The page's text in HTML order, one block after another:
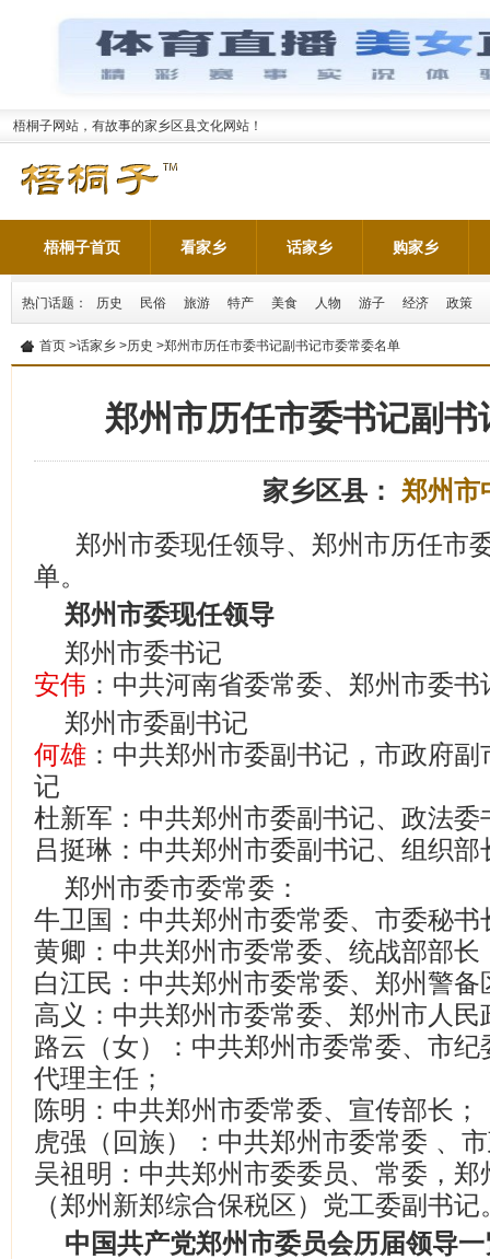
梧桐子网站，有故事的家乡区县文化网站！
梧桐子首页 看家乡 话家乡 购家乡
热门话题： 历史 民俗 旅游 特产 美食 人物 游子 经济 政策
首页 >话家乡 >历史 >郑州市历任市委书记副书记市委常委名单
郑州市历任市委书记副
家乡区县： 郑州市
郑州市委现任领导、郑州市历任市
单。
郑州市委现任领导
郑州市委书记
安伟 ：中共河南省委常委、郑州市委书
郑州市委副书记
何雄 ：中共郑州市委副书记，市政府
记
杜新军：中共郑州市委副书记、政法委
吕挺琳：中共郑州市委副书记、组织部
郑州市委市委常委：
牛卫国：中共郑州市委常委、市委秘书
黄卿：中共郑州市委常委、统战部部长
白江民：中共郑州市委常委、郑州警备
高义：中共郑州市委常委、郑州市人民
路云（女）：中共郑州市委常委、市
代理主任；
陈明：中共郑州市委常委、宣传部长；
虎强（回族）：中共郑州市委常委 、
吴祖明：中共郑州市委委员、常委，
（郑州新郑综合保税区）党工委副书记
中国共产党郑州市委员会历届领导